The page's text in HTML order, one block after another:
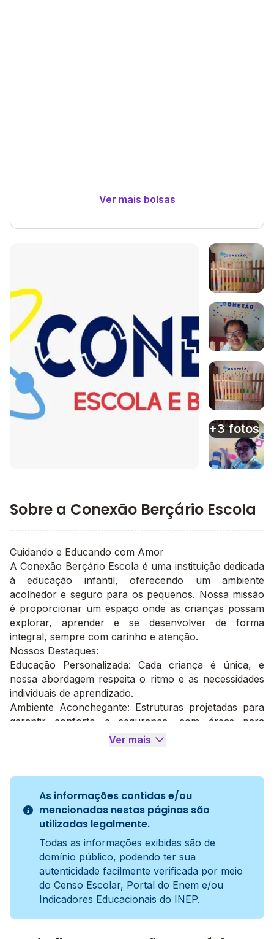
Ver mais bolsas
Imagem 1
Imagem 2
Imagem 3
+3 fotos
Sobre a Conexão Berçário Escola
Cuidando e Educando com Amor
A Conexão Berçário Escola é uma instituição dedicada
à educação infantil, oferecendo um ambiente
acolhedor e seguro para os pequenos. Nossa missão
é proporcionar um espaço onde as crianças possam
explorar, aprender e se desenvolver de forma
integral, sempre com carinho e atenção.
Nossos Destaques:
Educação Personalizada: Cada criança é única, e
nossa abordagem respeita o ritmo e as necessidades
individuais de aprendizado.
Ambiente Aconchegante: Estruturas projetadas para
garantir conforto e segurança, com áreas para
brincadeiras e atividades educativas.
com o bem-estar e o desenvolvimento das crianças.
Atividades e Programas:
Atividades Lúdicas: Oferecemos uma variedade de
atividades que estimulam a curiosidade, a criatividade e
Integração Familiar: Promovemos eventos e atividades
que envolvem as famílias, fortalecendo a conexão
entre a escola e o lar.
Venha Conhecer:
Para mais informações sobre a Conexão Berçário
Escola, entre em contato conosco e agende uma
Ver mais
As informações contidas e/ou
mencionadas nestas páginas são
utilizadas legalmente.
Todas as informações exibidas são de
domínio público, podendo ter sua
autenticidade facilmente verificada por meio
do Censo Escolar, Portal do Enem e/ou
Indicadores Educacionais do INEP.